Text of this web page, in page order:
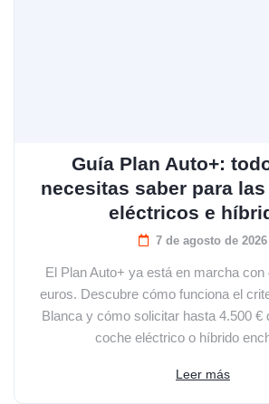
Guía Plan Auto+:
necesitas saber para
eléctricos e
7 de agosto de 2026
El Plan Auto+ ya está en marcha con
euros. Descubre cómo funciona el
Blanca y cómo solicitar hasta 4.500 €
coche eléctrico o híbrido
Leer más